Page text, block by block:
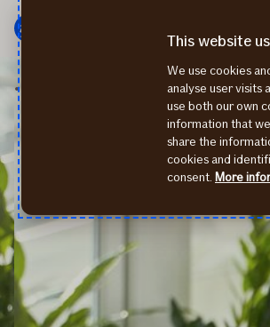
Мену
Перейти
содержанию
Заявка на возмещение
This website
We use cookies
analyse user visits
use both our own
information that
share the
cookies and
consent. More